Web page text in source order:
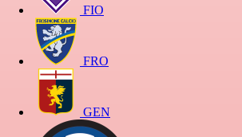
FIO
FRO
GEN